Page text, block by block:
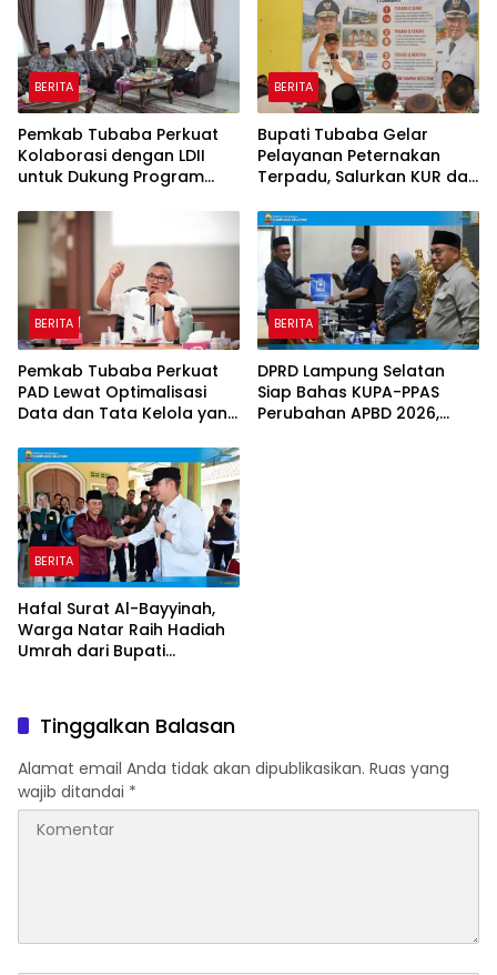
BERITA
Pemkab Tubaba Perkuat
Kolaborasi dengan LDII
untuk Dukung Program
BERITA
Bupati Tubaba Gelar
Pelayanan Peternakan
Terpadu, Salurkan KUR dan
Ketenagakerjaan
BERITA
Pemkab Tubaba Perkuat
PAD Lewat Optimalisasi
Data dan Tata Kelola yang
BERITA
DPRD Lampung Selatan
Siap Bahas KUPA-PPAS
Perubahan APBD 2026,
BERITA
Hafal Surat Al-Bayyinah,
Warga Natar Raih Hadiah
Umrah dari Bupati
Tinggalkan Balasan
Alamat email Anda tidak akan dipublikasikan. Ruas yang
wajib ditandai *